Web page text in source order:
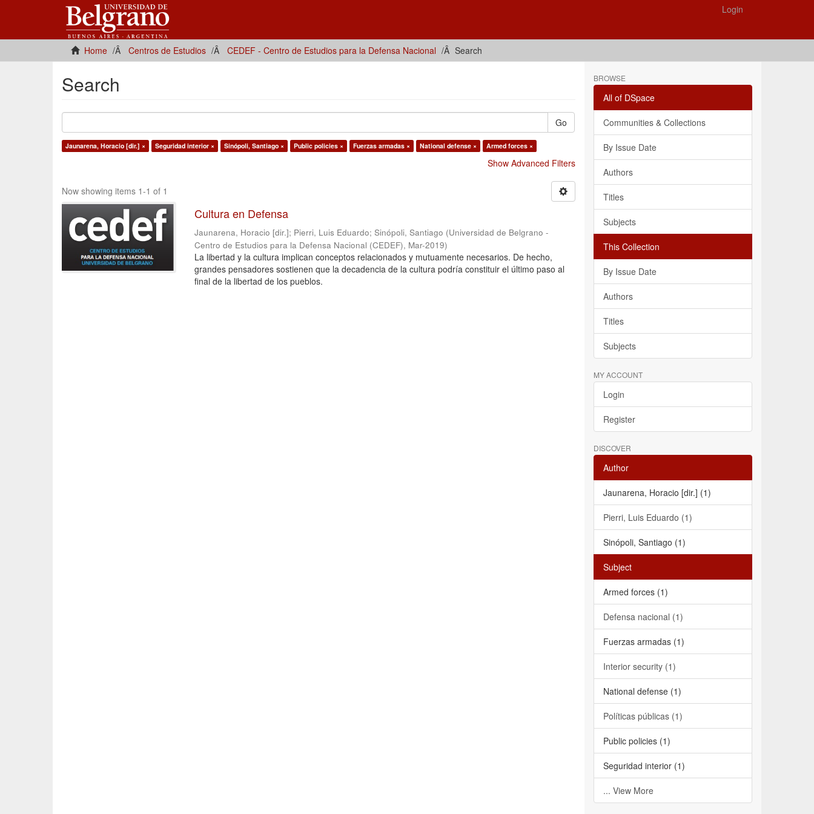
Login
Home Centros de Estudios CEDEF - Centro de Estudios para la Defensa Nacional Search
Search
Go
Jaunarena, Horacio [dir.] × Seguridad interior × Sinópoli, Santiago × Public policies × Fuerzas armadas × National defense × Armed forces ×
Show Advanced Filters
Now showing items 1-1 of 1
Cultura en Defensa
Jaunarena, Horacio [dir.]; Pierri, Luis Eduardo;Sinópoli, Santiago (Universidad de Belgrano -
Centro de Estudios para la Defensa Nacional (CEDEF), Mar-2019)
La libertad y la cultura implican conceptos relacionados y mutuamente necesarios. De hecho,
grandes pensadores sostienen que la decadencia de la cultura podría constituir el último paso al
final de la libertad de los pueblos.
BROWSE
All of DSpace
Communities & Collections
By Issue Date
Authors
Titles
Subjects
This Collection
By Issue Date
Authors
Titles
Subjects
MY ACCOUNT
Login
Register
DISCOVER
Author
Jaunarena, Horacio [dir.] (1)
Pierri, Luis Eduardo (1)
Sinópoli, Santiago (1)
Subject
Armed forces (1)
Defensa nacional (1)
Fuerzas armadas (1)
Interior security (1)
National defense (1)
Políticas públicas (1)
Public policies (1)
Seguridad interior (1)
... View More